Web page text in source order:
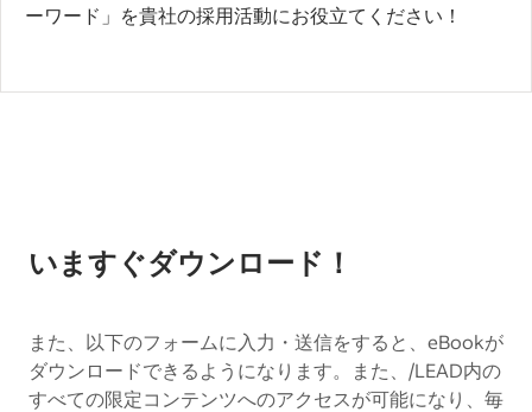
ーワード」を貴社の採用活動にお役立てください！
いますぐダウンロード！
また、以下のフォームに入力・送信をすると、eBookが
ダウンロードできるようになります。また、/LEAD内の
すべての限定コンテンツへのアクセスが可能になり、毎